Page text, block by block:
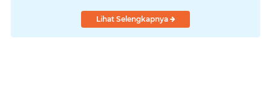
Lihat Selengkapnya